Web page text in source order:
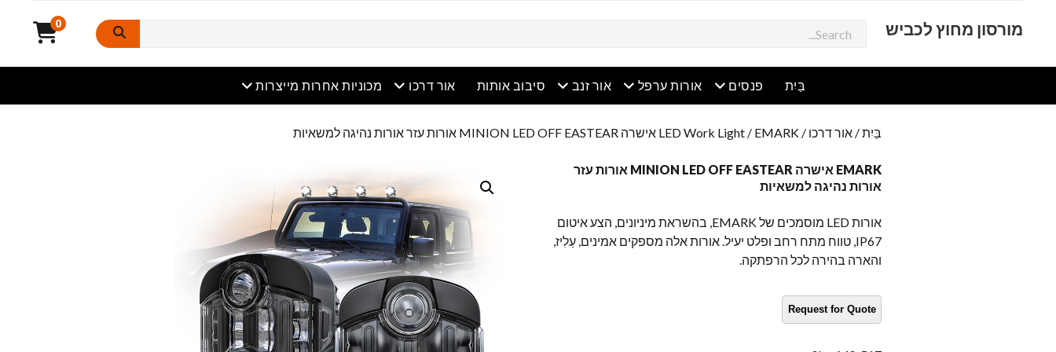
מורסון מחוץ לכביש לְחַפֵּשׂ 0
בַּיִת פנסים
תפריט פתוח אורות ערפל
תפריט פתוח אור זנב
תפריט פתוח סיבוב אותות אור דרכו
תפריט פתוח מכוניות אחרות מייצרות
תפריט פתוח
בַּיִת/ אור דרכו /
LED Work Light / EMARK אישרה MINION LED OFF EASTEAR אורות עזר אורות נהיגה למשאיות
EMARK אישרה MINION LED OFF EASTEAR אורות עזר
אורות נהיגה למשאיות
אורות LED מוסמכים של EMARK, בהשראת מיניונים, הצע איטום
IP67, טווח מתח רחב ופלט יעיל. אורות אלה מספקים אמינים, עַלִיז,
והארה בהירה לכל הרפתקה.